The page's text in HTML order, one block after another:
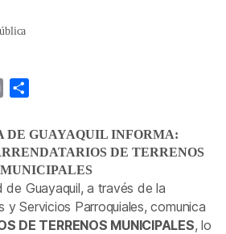
entrada
i
l
p
a
r
t
i
DE GUAYAQUIL INFORMA:
DE TERRENOS
MUNICIPALES
de Guayaquil, a través de la
y Servicios Parroquiales, comunica
DE TERRENOS MUNICIPALES, lo